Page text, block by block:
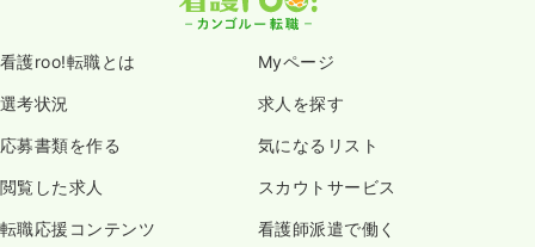
看護roo!転職とは Myページ
選考状況 求人を探す
応募書類を作る 気になるリスト
閲覧した求人 スカウトサービス
転職応援コンテンツ 看護師派遣で働く